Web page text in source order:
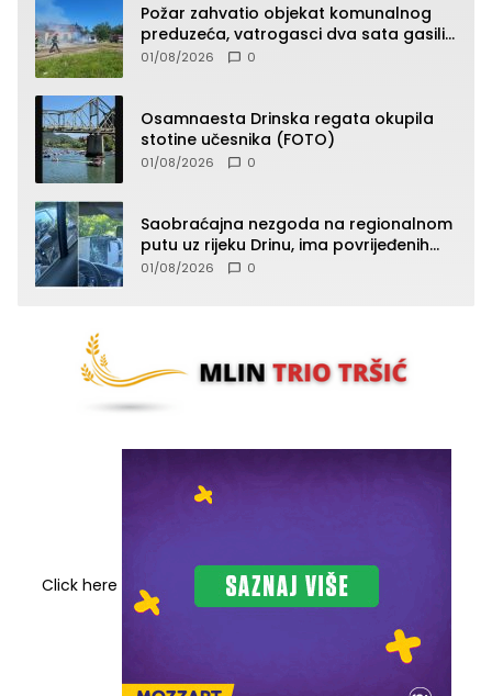
Požar zahvatio objekat komunalnog
preduzeća, vatrogasci dva sata gasili
vatru (FOTO)
01/08/2026 0
Osamnaesta Drinska regata okupila
stotine učesnika (FOTO)
01/08/2026 0
Saobraćajna nezgoda na regionalnom
putu uz rijeku Drinu, ima povrijeđenih
lica (FOTO)
01/08/2026 0
Click here